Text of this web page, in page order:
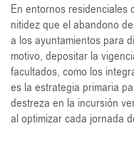
En entornos residenciales
nitidez que el abandono
a los ayuntamientos para
motivo, depositar la
facultados, como los
es la estrategia primaria
destreza en la incursión
al optimizar cada jornada